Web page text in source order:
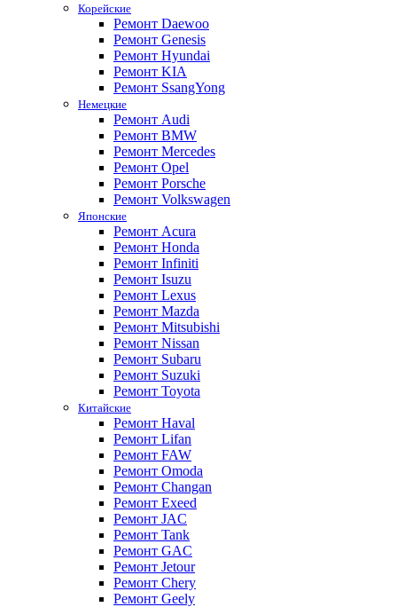
Корейские
Ремонт Daewoo
Ремонт Genesis
Ремонт Hyundai
Ремонт KIA
Ремонт SsangYong
Немецкие
Ремонт Audi
Ремонт BMW
Ремонт Mercedes
Ремонт Opel
Ремонт Porsche
Ремонт Volkswagen
Японские
Ремонт Acura
Ремонт Honda
Ремонт Infiniti
Ремонт Isuzu
Ремонт Lexus
Ремонт Mazda
Ремонт Mitsubishi
Ремонт Nissan
Ремонт Subaru
Ремонт Suzuki
Ремонт Toyota
Китайские
Ремонт Haval
Ремонт Lifan
Ремонт FAW
Ремонт Omoda
Ремонт Changan
Ремонт Exeed
Ремонт JAC
Ремонт Tank
Ремонт GAC
Ремонт Jetour
Ремонт Chery
Ремонт Geely